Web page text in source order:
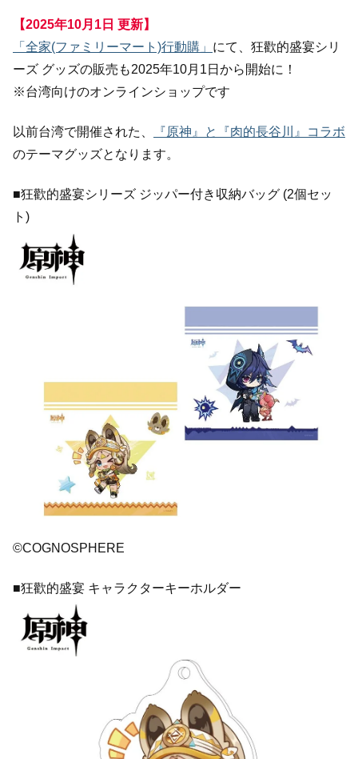
【2025年10月1日 更新】
「全家(ファミリーマート)行動購」 にて、狂歡的盛宴シリ
ーズ グッズの販売も2025年10月1日から開始に！
※台湾向けのオンラインショップです
以前台湾で開催された、
『原神』と『肉的長谷川』コラボ
のテーマグッズとなります。
■狂歡的盛宴シリーズ ジッパー付き収納バッグ (2個セッ
ト)
©COGNOSPHERE
■狂歡的盛宴 キャラクターキーホルダー